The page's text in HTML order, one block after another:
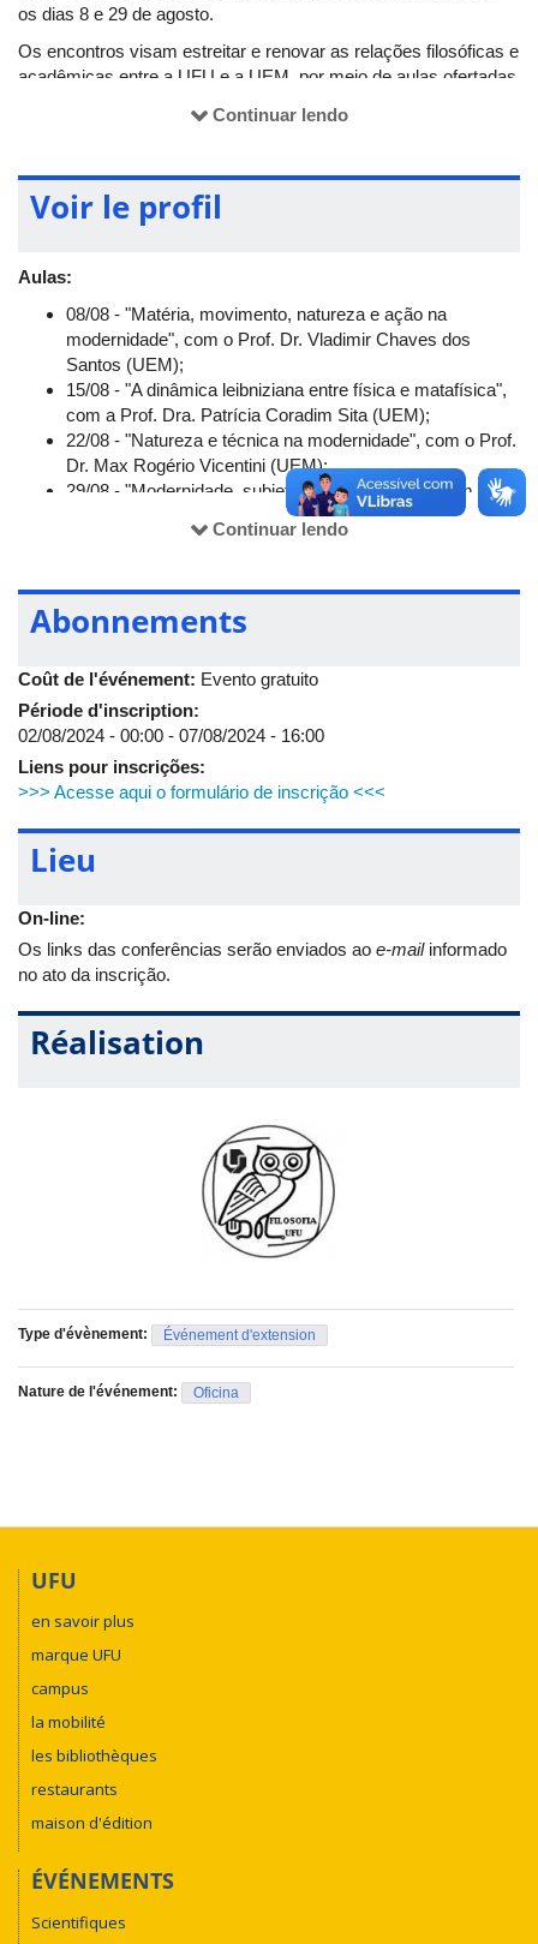
os dias 8 e 29 de agosto.
Os encontros visam estreitar e renovar as relações filosóficas e
acadêmicas entre a UFU e a UEM, por meio de aulas ofertadas
presença receberão um certificado de participação.
Em caso de dúvidas ou para obter mais informações, acesse
Continuar lendo
Voir le profil
Aulas:
08/08 - "Matéria, movimento, natureza e ação na
modernidade", com o Prof. Dr. Vladimir Chaves dos
Santos (UEM);
15/08 - "A dinâmica leibniziana entre física e matafísica",
com a Prof. Dra. Patrícia Coradim Sita (UEM);
22/08 - "Natureza e técnica na modernidade", com o Prof.
Dr. Max Rogério Vicentini (UEM);
29/08 - "Modernidade, subjetividae e natureza", com o
Prof. Dr. Márcio Pires (UEM).
Continuar lendo
Abonnements
Coût de l'événement: Evento gratuito
Période d'inscription:
02/08/2024 - 00:00 - 07/08/2024 - 16:00
Liens pour inscrições:
>>> Acesse aqui o formulário de inscrição <<<
Lieu
On-line:
Os links das conferências serão enviados ao e-mail informado
no ato da inscrição.
Réalisation
Type d'évènement: Événement d'extension
Nature de l'événement: Oficina
UFU
en savoir plus
marque UFU
campus
la mobilité
les bibliothèques
restaurants
maison d'édition
ÉVÉNEMENTS
Scientifiques